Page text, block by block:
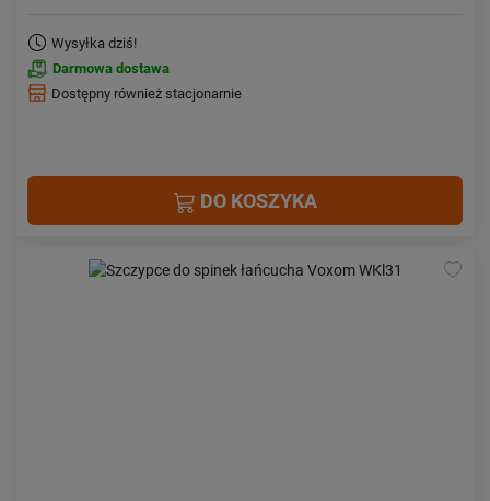
Wysyłka dziś!
Darmowa dostawa
Dostępny również stacjonarnie
DO KOSZYKA